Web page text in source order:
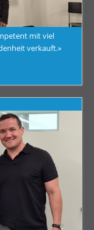
mit viel
verkauft.»